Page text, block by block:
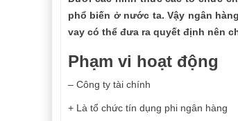
phổ biến ở nước ta. Vậy ngân
vay có thể đưa ra quyết định nên
Phạm vi hoạt động
– Công ty tài chính
+ Là tổ chức tín dụng phi ngân hàng